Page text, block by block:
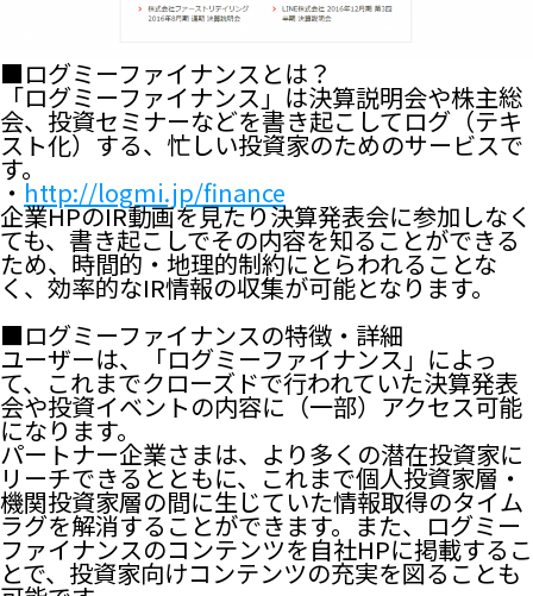
■ログミーファイナンスとは？
「ログミーファイナンス」は決算説明会や株主総
会、投資セミナーなどを書き起こしてログ（テキ
スト化）する、忙しい投資家のためのサービスで
す。
・ http://logmi.jp/finance
企業HPのIR動画を見たり決算発表会に参加しなく
ても、書き起こしでその内容を知ることができる
ため、時間的・地理的制約にとらわれることな
く、効率的なIR情報の収集が可能となります。
■ログミーファイナンスの特徴・詳細
ユーザーは、「ログミーファイナンス」によっ
て、これまでクローズドで行われていた決算発表
会や投資イベントの内容に（一部）アクセス可能
になります。
パートナー企業さまは、より多くの潜在投資家に
リーチできるとともに、これまで個人投資家層・
機関投資家層の間に生じていた情報取得のタイム
ラグを解消することができます。また、ログミー
ファイナンスのコンテンツを自社HPに掲載するこ
とで、投資家向けコンテンツの充実を図ることも